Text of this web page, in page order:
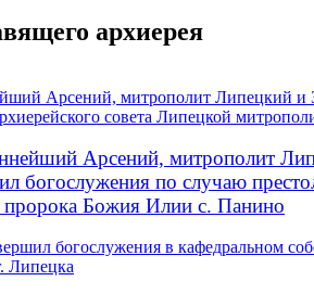
архиерея
Арсений, митрополит Липецкий и
совета Липецкой
Арсений, митрополит
богослужения по случаю
пророка Божия Илии с. Панино
богослужения в кафедральном
Липецка